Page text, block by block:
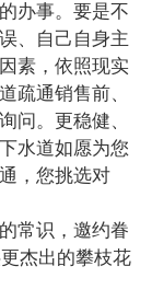
办事。要是不
、自己自身主
素，依照现实
疏通销售前、
问。更稳健、
水道如愿为您
，您挑选对
常识，邀约眷
杰出的攀枝花